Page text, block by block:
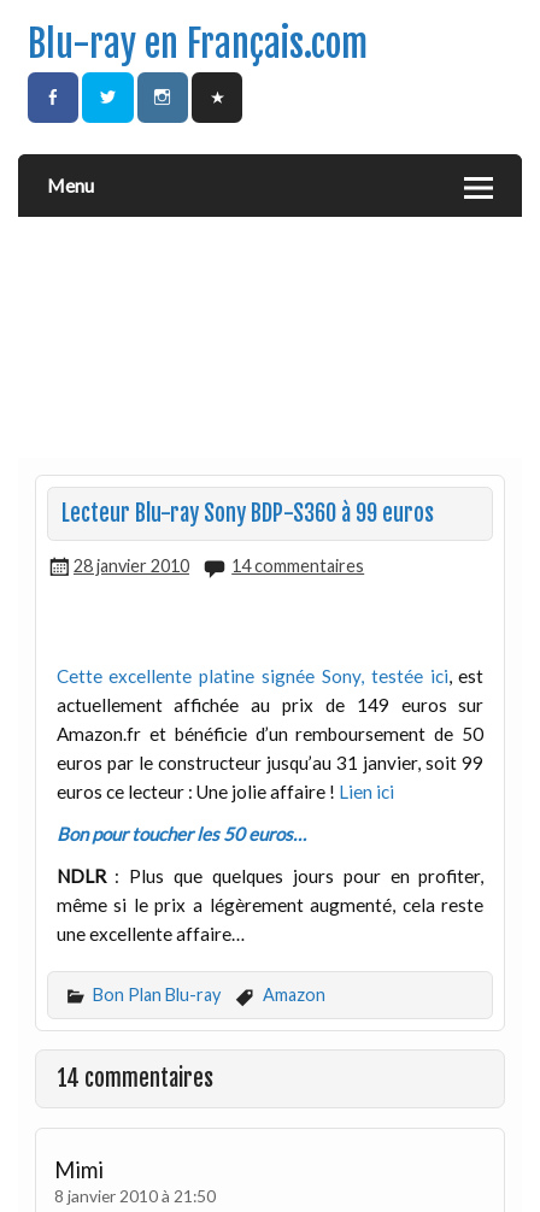
Blu-ray en Français.com
Menu
Lecteur Blu-ray Sony BDP-S360 à 99 euros
28 janvier 2010 14 commentaires
Cette excellente platine signée Sony, testée ici, est
actuellement affichée au prix de 149 euros sur
Amazon.fr et bénéficie d’un remboursement de 50
euros par le constructeur jusqu’au 31 janvier, soit 99
euros ce lecteur : Une jolie affaire ! Lien ici
Bon pour toucher les 50 euros…
NDLR: Plus que quelques jours pour en profiter,
même si le prix a légèrement augmenté, cela reste
une excellente affaire…
Bon Plan Blu-ray Amazon
14 commentaires
Mimi
8 janvier 2010 à 21:50